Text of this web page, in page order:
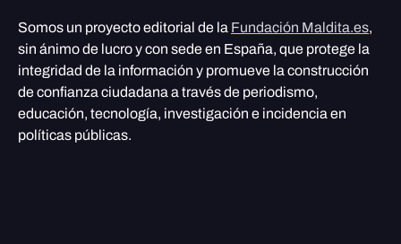
Somos un proyecto editorial de la Fundación Maldita.es,
sin ánimo de lucro y con sede en España, que protege la
integridad de la información y promueve la construcción
de confianza ciudadana a través de periodismo,
educación, tecnología, investigación e incidencia en
políticas públicas.